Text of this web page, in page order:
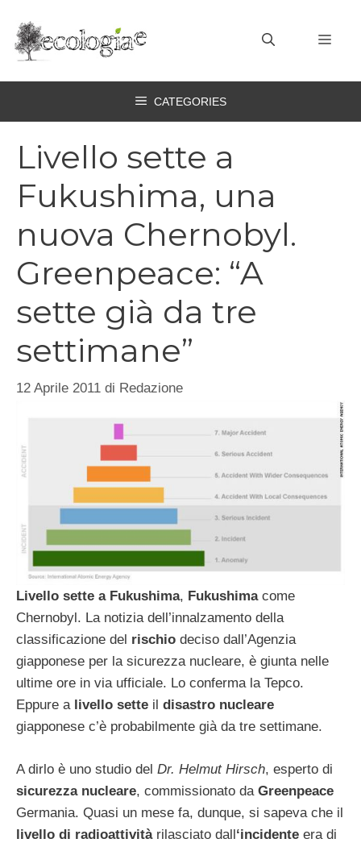
contenuto
CATEGORIES
Livello sette a
Fukushima, una
nuova Chernobyl.
Greenpeace: “A
sette già da tre
settimane”
12 Aprile 2011 di Redazione
Livello sette a Fukushima, Fukushimacome
Chernobyl. La notizia dell’innalzamento della
classificazione del rischio deciso dall’Agenzia
giapponese per la sicurezza nucleare, è giunta nelle
ultime ore in via ufficiale. Lo conferma la Tepco.
Eppure a livello sette il disastro nucleare
giapponese c’è probabilmente già da tre settimane.
A dirlo è uno studio del Dr. Helmut Hirsch, esperto di
sicurezza nucleare, commissionato da Greenpeace
Germania. Quasi un mese fa, dunque, si sapeva che il
livello di radioattivitàrilasciato dall‘incidente era di